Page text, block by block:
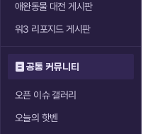
애완동물 대전 게시판
워3 리포지드 게시판
공통 커뮤니티
오픈 이슈 갤러리
오늘의 핫벤